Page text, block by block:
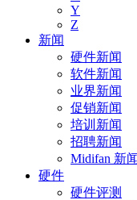
Y
Z
新闻
硬件新闻
软件新闻
业界新闻
促销新闻
培训新闻
招聘新闻
Midifan 新闻
硬件
硬件评测